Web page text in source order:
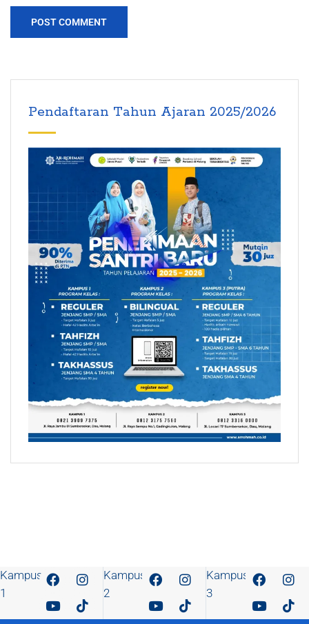
Pendaftaran Tahun Ajaran 2025/2026
Kampus
1
Kampus
2
Kampus
3